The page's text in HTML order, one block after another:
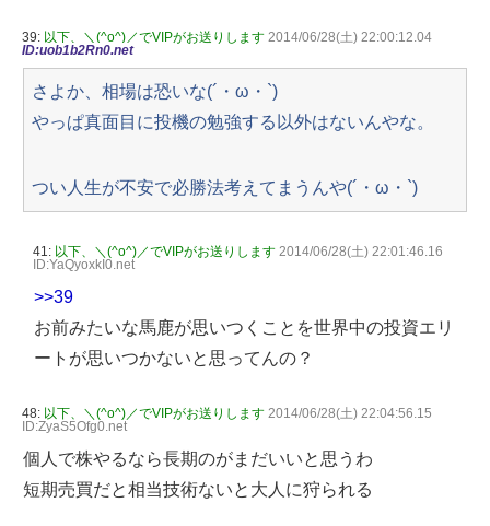
39: 以下、＼(^o^)／でVIPがお送りします 2014/06/28(土) 22:00:12.04
ID:uob1b2Rn0.net
さよか、相場は恐いな(´・ω・`)
やっぱ真面目に投機の勉強する以外はないんやな。
つい人生が不安で必勝法考えてまうんや(´・ω・`)
41: 以下、＼(^o^)／でVIPがお送りします 2014/06/28(土) 22:01:46.16
ID:YaQyoxkI0.net
>>39
お前みたいな馬鹿が思いつくことを世界中の投資エリ
ートが思いつかないと思ってんの？
48: 以下、＼(^o^)／でVIPがお送りします 2014/06/28(土) 22:04:56.15
ID:ZyaS5Ofg0.net
個人で株やるなら長期のがまだいいと思うわ
短期売買だと相当技術ないと大人に狩られる